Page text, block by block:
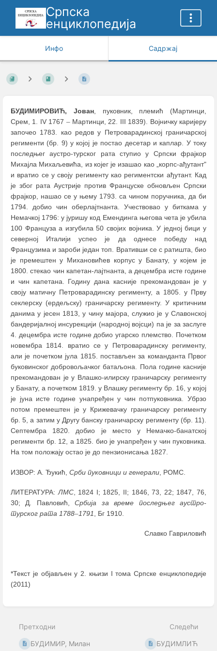
Српска
енциклопедија
Инфо Садржај
БУДИМИРОВИЋ, Јован, пуковник, племић (Мартинци,
Срем, 1. IV 1767 –Мартинци, 22. III 1839). Војничку каријеру
започео 1783. као редов у Петроварадинској граничарској
регименти (бр. 9) у којој је постао десетар и каплар. У току
последњег аустро-турског рата ступио у Српски фрајкор
Михајла Михаљевића, из којег је изашао као „корпс-ађутант"
и вратио се у своју регименту као региментски ађутант. Кад
је због рата Аустрије против Француске обновљен Српски
фрајкор, нашао се у њему 1793. са чином поручника, да би
1794. добио чин оберлајтнанта. Учествовао у биткама у
Немачкој 1796: у јуришу код Емендинга његова чета је убила
100 Француза а изгубила 50 својих војника. У једној бици у
северној Италији успео је да однесе победу над
Французима и зароби један топ. Вративши се с ратишта, био
је премештен у Михановићев корпус у Банату, у којем је
1800. стекао чин капетан-лајтнанта, а децембра исте године
и чин капетана. Годину дана касније прекомандован је у
своју матичну Петроварадинску регименту, а 1805. у Прву
секлерску (ердељску) граничарску регименту. У критичним
данима у јесен 1813, у чину мајора, служио је у Славонској
бандеријалној инсурекцији (народној војсци) па је за заслуге
4. децембра исте године добио угарско племство. Почетком
новембра 1814. вратио се у Петроварадинску регименту,
али је почетком јула 1815. постављен за команданта Првог
буковинског добровољачког батаљона. Пола године касније
прекомандован је у Влашко-илирску граничарску регименту
у Банату, а почетком 1819. у Влашку регименту бр. 16, у којој
је јуна исте године унапређен у чин потпуковника. Убрзо
потом премештен је у Крижевачку граничарску регименту
бр. 5, а затим у Другу банску граничарску регименту (бр. 11).
Септембра 1820. добио је место у Немачко-банатској
регименти бр. 12, а 1825. био је унапређен у чин пуковника.
На том положају остао је до пензионисања 1827.
ИЗВОР: А. Ђукић, Срби пуковници и генерали , РОМС.
ЛИТЕРАТУРА: ЛМС, 1824 I; 1825, II; 1846, 73, 22; 1847, 76,
30; Д. Павловић,Србија за време последњег аустро-
турског рата 1788–1791 , Бг 1910.
Славко Гавриловић
*Текст је објављен у 2. књизи I тома Српске енциклопедије
(2011)
mode
Претходни
БУДИМИР, Милан
Следећи
БУДИМЛИЋ